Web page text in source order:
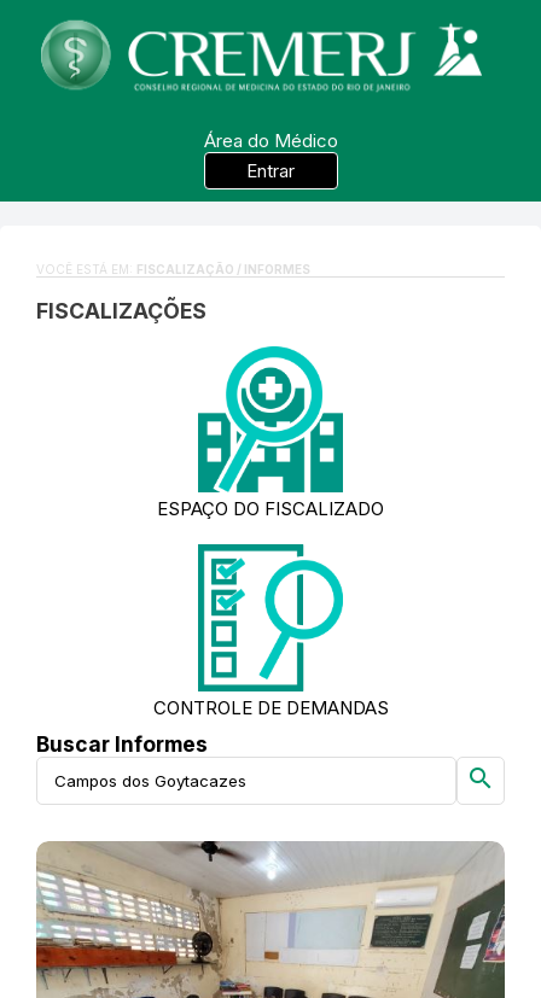
Área do Médico
Entrar
VOCÊ ESTÁ EM: FISCALIZAÇÃO / INFORMES
FISCALIZAÇÕES
ESPAÇO DO FISCALIZADO
CONTROLE DE DEMANDAS
Buscar Informes
search